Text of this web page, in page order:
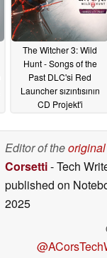
The Witcher 3: Wild
Hunt - Songs of the
Past DLC'si Red
Launcher sızıntısının
CD Projekt'i
05/27/2026
Editor of the
Corsetti- Tech
published on
2025